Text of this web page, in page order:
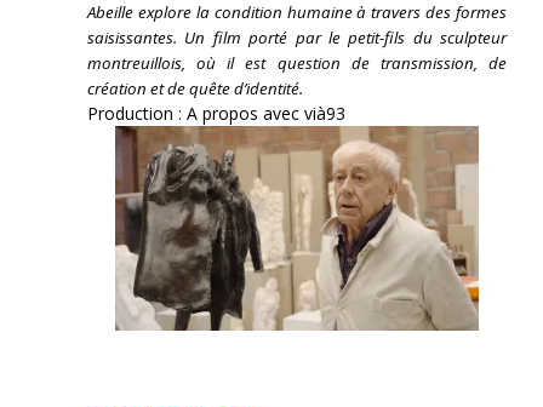
Abeille explore la condition humaine à travers des formes
saisissantes. Un film porté par le petit-fils du sculpteur
montreuillois, où il est question de transmission, de
création et de quête d’identité.
Production : A propos avec vià93